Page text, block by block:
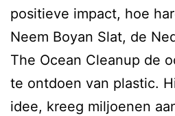
positieve impact, hoe
Neem Boyan Slat, de
The Ocean Cleanup de
te ontdoen van plastic.
idee, kreeg miljoenen